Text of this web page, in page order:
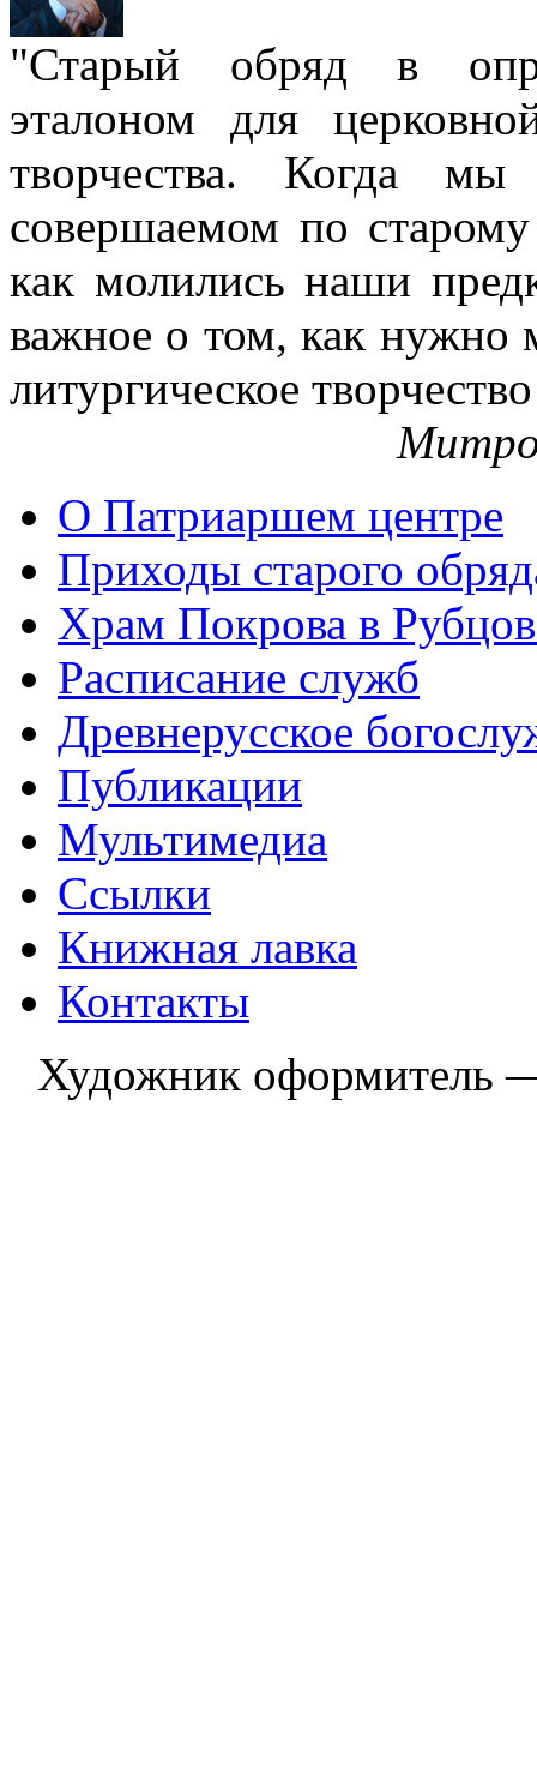
"Старый обряд в
эталоном для
творчества. Когда мы
совершаемом по
как молились наши
важное о том, как нужно
литургическое
О Патриаршем центре
Приходы старого
Храм Покрова в
Расписание служб
Древнерусское
Публикации
Мультимедиа
Ссылки
Книжная лавка
Контакты
Художник оформитель